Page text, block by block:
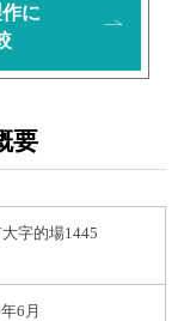
に
要
字的場1445
6月